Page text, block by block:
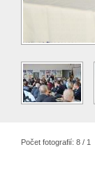
Počet fotografií: 8 / 1